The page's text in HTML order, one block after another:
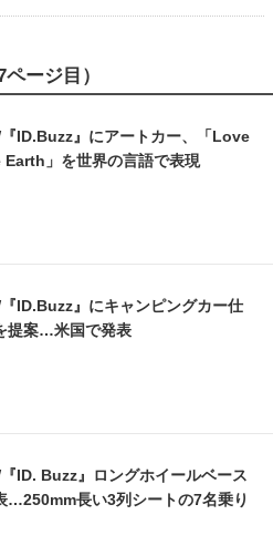
ージ目）
ID.Buzz』にアートカー、「Love
Earth」を世界の言語で表現
ID.Buzz』にキャンピングカー仕
提案…米国で発表
ID. Buzz』ロングホイールベース
…250mm長い3列シートの7名乗り